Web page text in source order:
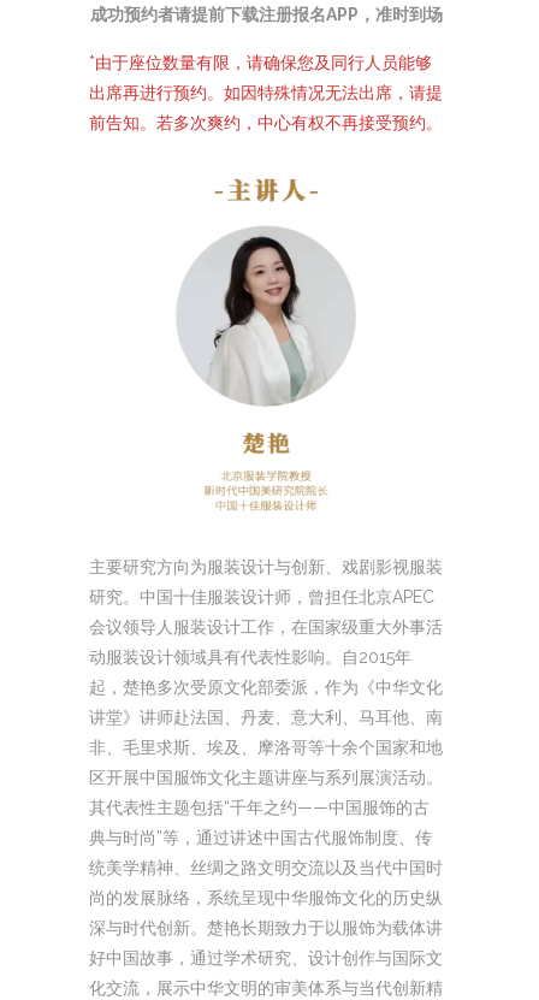
成功预约者请提前下载注册报名APP，准时到场
*由于座位数量有限，请确保您及同行人员能够
出席再进行预约。如因特殊情况无法出席，请提
前告知。若多次爽约，中心有权不再接受预约。
主要研究方向为服装设计与创新、戏剧影视服装
研究。中国十佳服装设计师，曾担任北京APEC
会议领导人服装设计工作，在国家级重大外事活
动服装设计领域具有代表性影响。自2015年
起，楚艳多次受原文化部委派，作为《中华文化
讲堂》讲师赴法国、丹麦、意大利、马耳他、南
非、毛里求斯、埃及、摩洛哥等十余个国家和地
区开展中国服饰文化主题讲座与系列展演活动。
其代表性主题包括“千年之约——中国服饰的古
典与时尚”等，通过讲述中国古代服饰制度、传
统美学精神、丝绸之路文明交流以及当代中国时
尚的发展脉络，系统呈现中华服饰文化的历史纵
深与时代创新。楚艳长期致力于以服饰为载体讲
好中国故事，通过学术研究、设计创作与国际文
化交流，展示中华文明的审美体系与当代创新精